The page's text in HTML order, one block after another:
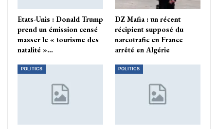
Etats-Unis : Donald Trump
prend un émission censé
masser le « tourisme des
natalité »…
DZ Mafia : un récent
récipient supposé du
narcotrafic en France
arrêté en Algérie
POLITICS POLITICS